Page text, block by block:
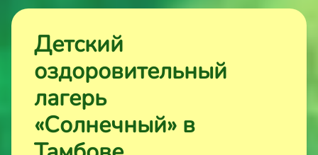
Детский
оздоровительный
лагерь
«Солнечный» в